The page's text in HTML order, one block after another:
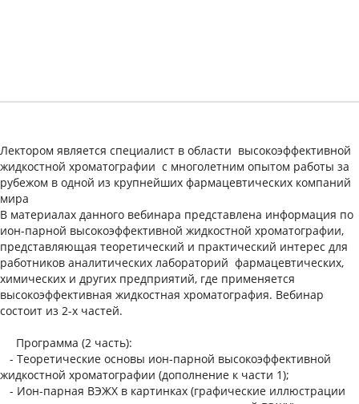
Лектором является специалист в области высокоэффективной
жидкостной хроматографии с многолетним опытом работы за
рубежом в одной из крупнейших фармацевтических компаний
мира
В материалах данного вебинара представлена информация по
ион-парной высокоэффективной жидкостной хроматографии,
представляющая теоретический и практический интерес для
работников аналитических лабораторий фармацевтических,
химических и других предприятий, где применяется
высокоэффективная жидкостная хроматография. Вебинар
состоит из 2-х частей.
Программа (2 часть):
- Теоретические основы ион-парной высокоэффективной
жидкостной хроматографии (дополнение к части 1);
- Ион-парная ВЭЖХ в картинках (графические иллюстрации